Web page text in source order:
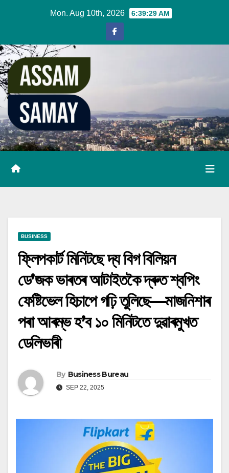
Mon. Aug 10th, 2026 6:39:30 AM
BUSINESS
ফ্লিপকাৰ্ট মিনিটছে দ্য বিগ বিলিয়ন
ডে’জক ভাৰতৰ আটাইতকৈ দ্ৰুত শ্বপিং
ফেষ্টিভেল হিচাপে গঢ়ি তুলিছে—মাজনিশাৰ
পৰা আৰম্ভ হ’ব ১০ মিনিটতে দুৱাৰমুখত
ডেলিভাৰী
By Business Bureau
SEP 22, 2025